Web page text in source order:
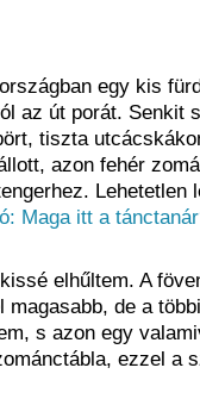
egy kis
az út porát. Senkit
tiszta
azon fehér
Lehetetlen
Maga itt a
elhűltem. A
de a
s azon egy
ezzel a